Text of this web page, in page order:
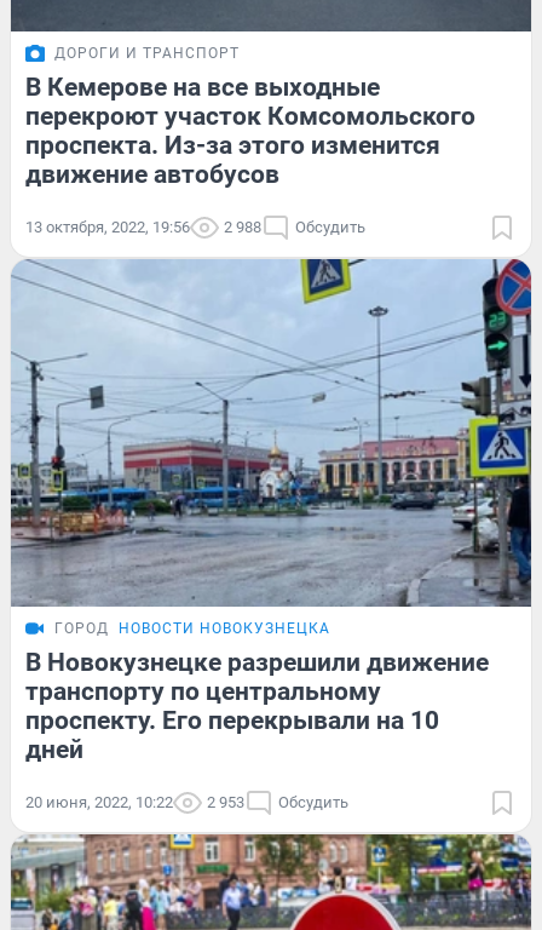
ДОРОГИ И ТРАНСПОРТ
В Кемерове на все выходные
перекроют участок Комсомольского
проспекта. Из-за этого изменится
движение автобусов
13 октября, 2022, 19:56 2 988 Обсудить
ГОРОД НОВОСТИ НОВОКУЗНЕЦКА
В Новокузнецке разрешили движение
транспорту по центральному
проспекту. Его перекрывали на 10
дней
20 июня, 2022, 10:22 2 953 Обсудить